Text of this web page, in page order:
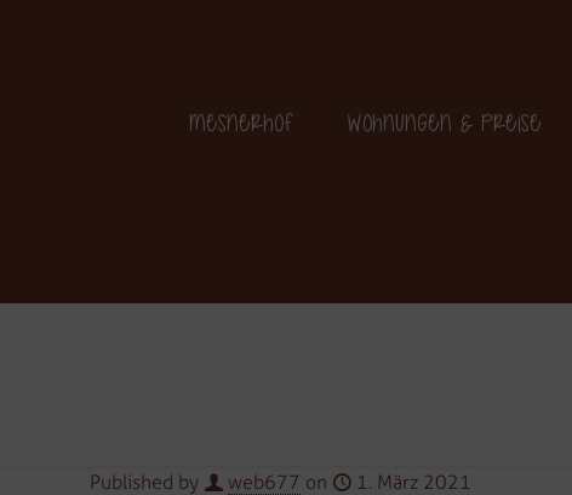
Mesnerhof Wohnungen & Preise
Published by web677 on 1. März 2021